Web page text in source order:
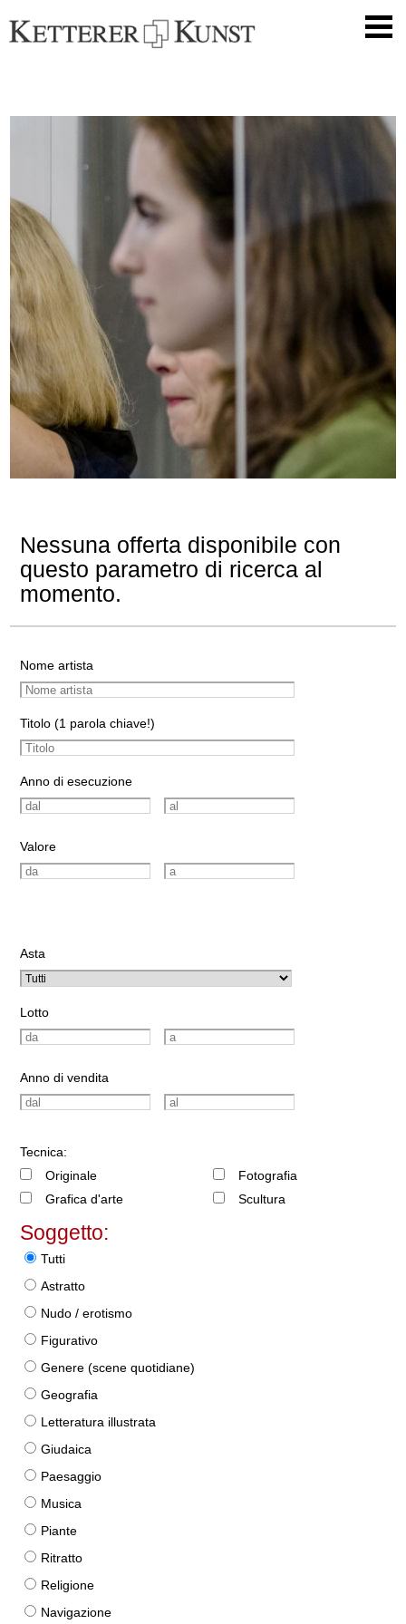
Nessuna offerta disponibile con
questo parametro di ricerca al
momento.
Nome artista
Titolo (1 parola chiave!)
Anno di esecuzione
Valore
Asta
Lotto
Anno di vendita
Tecnica:
Originale
Grafica d'arte
Fotografia
Scultura
Soggetto:
Tutti
Astratto
Nudo / erotismo
Figurativo
Genere (scene quotidiane)
Geografia
Letteratura illustrata
Giudaica
Paesaggio
Musica
Piante
Ritratto
Religione
Navigazione